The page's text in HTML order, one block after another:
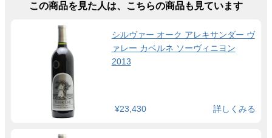
この商品を見た人は、こちらの商品も見ています
シルヴァー オーク アレキサンダー ヴ
ァレー カベルネ ソーヴィニヨン
2013
¥23,430 詳しくみる